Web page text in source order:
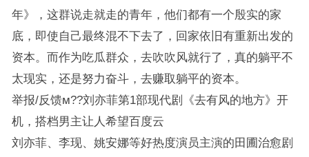
年》，这群说走就走的青年，他们都有一个殷实的家
底，即使自己最终混不下去了，回家依旧有重新出发的
资本。而作为吃瓜群众，去吹吹风就行了，真的躺平不
太现实，还是努力奋斗，去赚取躺平的资本。
举报/反馈м??刘亦菲第1部现代剧《去有风的地方》开
机，搭档男主让人希望百度云
刘亦菲、李现、姚安娜等好热度演员主演的田圃治愈剧